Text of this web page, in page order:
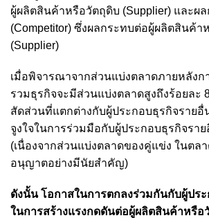
ผู้ผลิตสินค้าหรือวัตถุดิบ (Supplier) และผ
(Competitor) ซึ่งผลกระทบต่อผู้ผลิตสินค้า
(Supplier)
เมื่อพิจารณาจากส่วนแบ่งตลาดภายหลังก
รวมธุรกิจจะมีส่วนแบ่งตลาดสูงถึงร้อยละ
สัดส่วนที่แตกต่างกับผู้ประกอบธุรกิจรายอื่
จูงใจในการร่วมมือกับผู้ประกอบธุรกิจราย
(เนื่องจากส่วนแบ่งตลาดของคู่แข่ง ในตล
อนุญาตอย่างมีนัยสำคัญ)
ดังนั้น โอกาสในการตกลงร่วมกันกับผู้ปร
ในการสร้างแรงกดดันต่อผู้ผลิตสินค้าหรือ